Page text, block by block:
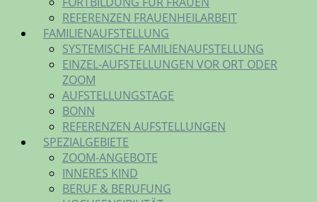
REFERENZEN FRAUENHEILARBEIT
FAMILIENAUFSTELLUNG
SYSTEMISCHE FAMILIENAUFSTELLUNG
EINZEL-AUFSTELLUNGEN VOR ORT ODER
ZOOM
AUFSTELLUNGSTAGE
BONN
REFERENZEN AUFSTELLUNGEN
SPEZIALGEBIETE
ZOOM-ANGEBOTE
INNERES KIND
BERUF & BERUFUNG